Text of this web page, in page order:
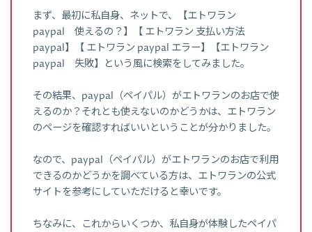
まず、最初に私自身、ネットで、【エトワラン
paypal 使えるの？】【 エトワラン 支払い方法
paypal】【 エトワラン paypal エラー】【エトワラン
paypal 失敗】という風に検索をしてみました。
その結果、paypal（ペイパル）がエトワランのお店で使
えるのか？それとも使えないのかどうかは、エトワラン
のページを確認すればいいということが分かりました。
なので、paypal（ペイパル）がエトワランのお店で利用
できるのかどうかを調べている方は、エトワランの公式
サイトを参考にしていただけると幸いです。
ちなみに、これからいくつか、私自身が体験したペイパ